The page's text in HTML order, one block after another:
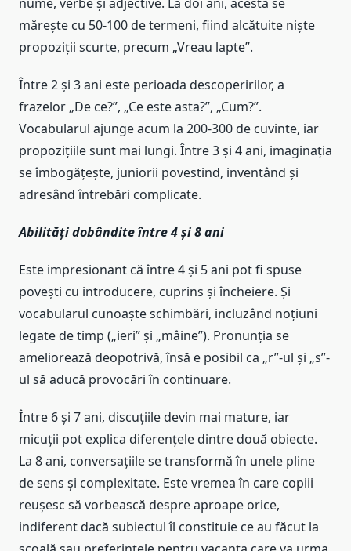
nume, verbe și adjective. La doi ani, acesta se
mărește cu 50-100 de termeni, fiind alcătuite niște
propoziții scurte, precum „Vreau lapte”.
Între 2 și 3 ani este perioada descoperirilor, a
frazelor „De ce?”, „Ce este asta?”, „Cum?”.
Vocabularul ajunge acum la 200-300 de cuvinte, iar
propozițiile sunt mai lungi. Între 3 și 4 ani, imaginația
se îmbogățește, juniorii povestind, inventând și
adresând întrebări complicate.
Abilități dobândite între 4 și 8 ani
Este impresionant că între 4 și 5 ani pot fi spuse
povești cu introducere, cuprins și încheiere. Și
vocabularul cunoaște schimbări, incluzând noțiuni
legate de timp („ieri” și „mâine”). Pronunția se
ameliorează deopotrivă, însă e posibil ca „r”-ul și „s”-
ul să aducă provocări în continuare.
Între 6 și 7 ani, discuțiile devin mai mature, iar
micuții pot explica diferențele dintre două obiecte.
La 8 ani, conversațiile se transformă în unele pline
de sens și complexitate. Este vremea în care copiii
reușesc să vorbească despre aproape orice,
indiferent dacă subiectul îl constituie ce au făcut la